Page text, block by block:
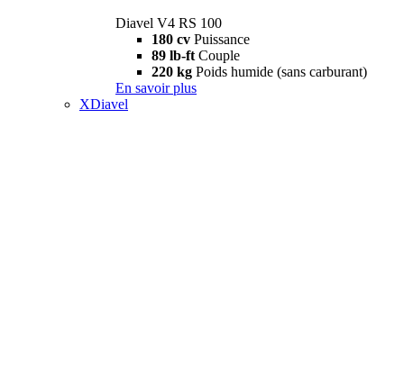
Diavel V4 RS 100
180 cv Puissance
89 lb-ft Couple
220 kg Poids humide (sans carburant)
En savoir plus
XDiavel